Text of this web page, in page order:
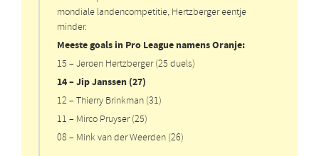
mondiale landencompetitie, Hertzberger eentje
minder.
Meeste goals in Pro League namens Oranje:
15 – Jeroen Hertzberger (25 duels)
14 – Jip Janssen (27)
12 – Thierry Brinkman (31)
11 – Mirco Pruyser (25)
08 – Mink van der Weerden (26)